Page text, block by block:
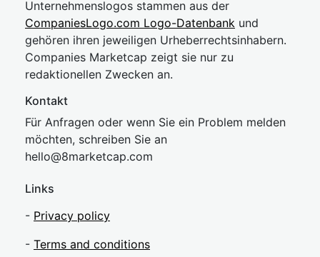
Unternehmenslogos stammen aus der
CompaniesLogo.com Logo-Datenbank und
gehören ihren jeweiligen Urheberrechtsinhabern.
Companies Marketcap zeigt sie nur zu
redaktionellen Zwecken an.
Kontakt
Für Anfragen oder wenn Sie ein Problem melden
möchten, schreiben Sie an
hello@8marketcap.com
Links
- Privacy policy
- Terms and conditions